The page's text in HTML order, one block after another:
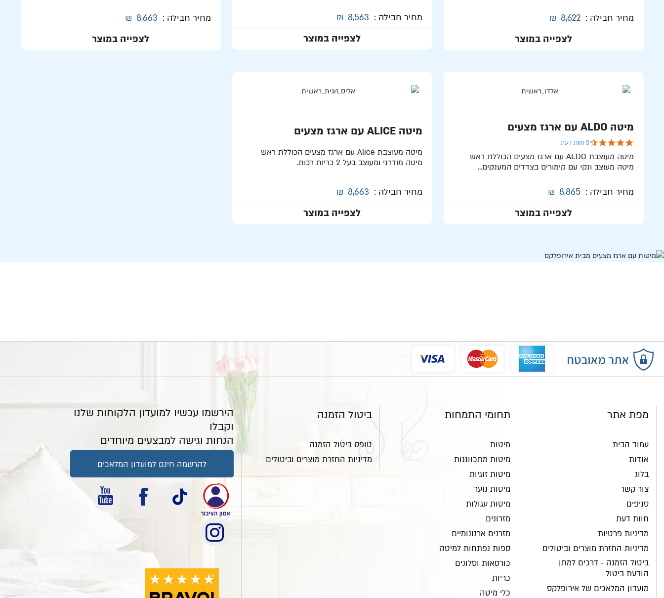
מחיר חבילה : 8,622
₪
לצפייה במוצר
מחיר חבילה : 8,563
₪
לצפייה במוצר
מחיר חבילה : 8,663
₪
לצפייה במוצר
מיטה ALDO עם ארגז מצעים
4.6 star rating
9 חוות דעת
מיטה מעוצבת ALDO עם ארגז מצעים הכוללת ראש
מיטה מעוצב ונקי עם קימורים בצדדים המענקים...
מחיר חבילה : 8,865
₪
לצפייה במוצר
מיטה ALICE עם ארגז מצעים
מיטה מעוצבת Alice עם ארגז מצעים הכוללת ראש
מיטה מודרני ומעוצב בעל 2 כריות רכות.
מחיר חבילה : 8,663
₪
לצפייה במוצר
מפת אתר
עמוד הבית
אודות
בלוג
צור קשר
סניפים
חוות דעת
מדיניות פרטיות
מדיניות החזרת מוצרים וביטולים
ביטול הזמנה - דרכים למתן
הודעת ביטול
מועדון המלאכים של אירופלקס
תחומי התמחות
מיטות
מיטות מתכווננות
מיטות זוגיות
מיטות נוער
מיטות עגולות
מזרונים
מזרנים ארגונומיים
ספות נפתחות למיטה
כורסאות וסלונים
כריות
כלי מיטה
ביטול הזמנה
טופס ביטול הזמנה
מדיניות החזרת מוצרים וביטולים
הירשמו עכשיו למועדון הלקוחות שלנו
וקבלו
הנחות וגישה למבצעים מיוחדים
להרשמה חינם למועדון המלאכים